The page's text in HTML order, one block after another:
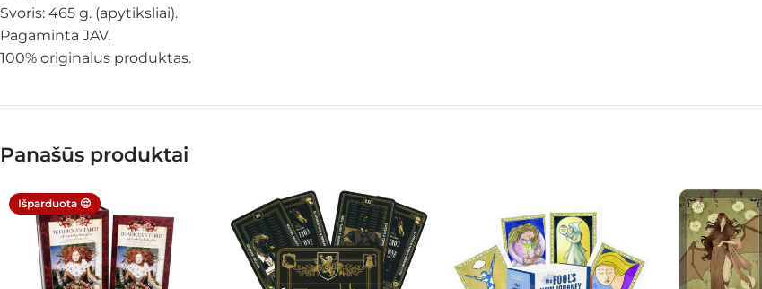
Svoris: 465 g. (apytiksliai).
Pagaminta JAV.
100% originalus produktas.
Panašūs produktai
Išparduota 😔